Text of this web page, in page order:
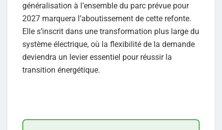
généralisation à l’ensemble du parc prévue pour
2027 marquera l’aboutissement de cette refonte.
Elle s’inscrit dans une transformation plus large du
système électrique, où la flexibilité de la demande
deviendra un levier essentiel pour réussir la
transition énergétique.